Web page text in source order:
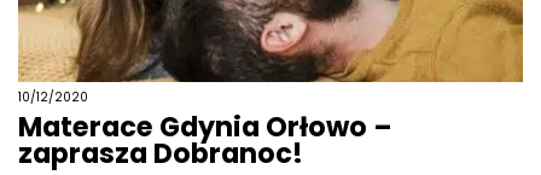
10/12/2020
Materace Gdynia Orłowo –
zaprasza Dobranoc!